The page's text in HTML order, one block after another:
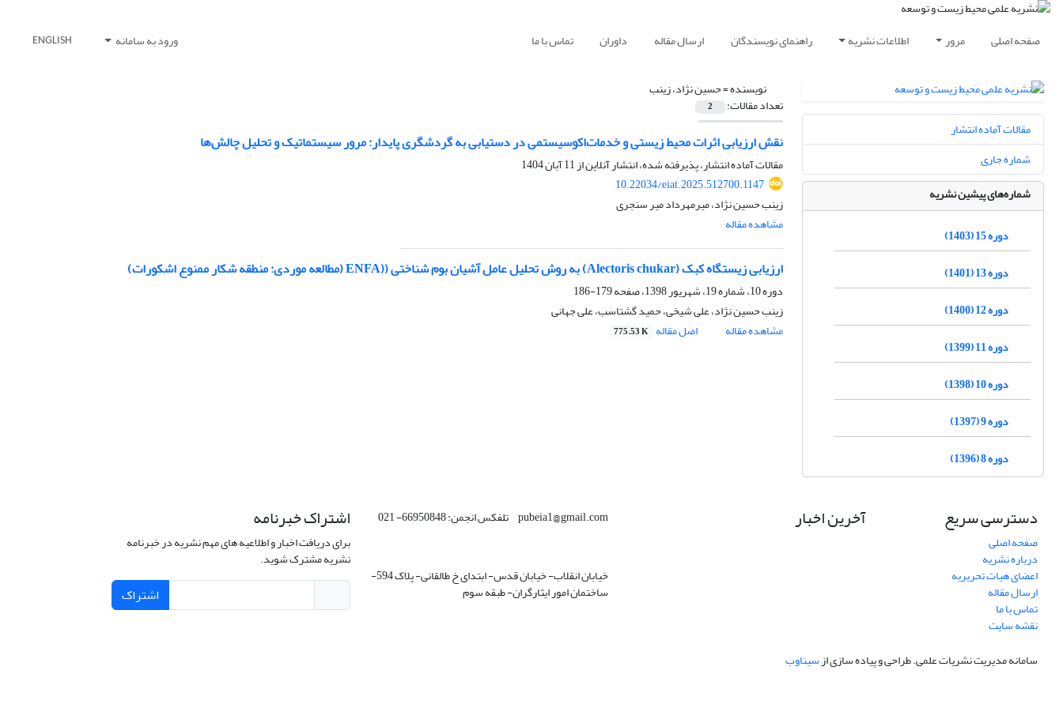
صفحه اصلی مرور اطلاعات نشریه راهنمای نویسندگان ارسال مقاله داوران تماس با ما ورود به سامانه ENGLISH
نویسنده =حسین نژاد، زینب
تعداد مقالات: 2
نقش ارزیابی اثرات محیط زیستی و خدمات‌اکوسیستمی در دستیابی به گردشگری پایدار: مرور سیستماتیک و تحلیل چالش‌ها
مقالات آماده انتشار، پذیرفته شده، انتشار آنلاین از11 آبان 1404
10.22034/eiat.2025.512700.1147
زینب حسین نژاد، میرمهرداد میر سنجری
مشاهده مقاله
ارزیابی زیستگاه کبک (Alectoris chukar) به روش تحلیل عامل آشیان بوم شناختی ((ENFA (مطالعه موردی: منطقه شکار ممنوع اشکورات)
دوره 10، شماره 19، شهریور 1398، صفحه
179-186
زینب حسین نژاد، علی شیخی، حمید گشتاسب، علی جهانی
مشاهده مقاله
اصل مقاله 775.53 K
مقالات آماده انتشار
شماره جاری
شماره‌های پیشین نشریه
دوره 15 (1403)
دوره 13 (1401)
دوره 12 (1400)
دوره 11 (1399)
دوره 10 (1398)
دوره 9 (1397)
دوره 8 (1396)
دسترسی سریع
صفحه اصلی
درباره نشریه
اعضای هیات تحریریه
ارسال مقاله
تماس با ما
نقشه سایت
آخرین اخبار pubeia1@gmail.com تلفکس انجمن: 66950848- 021
خیابان انقلاب- خیابان قدس- ابتدای خ طالقانی- پلاک 594-
ساختمان امور ایثارگران- طبقه سوم
اشتراک خبرنامه
برای دریافت اخبار و اطلاعیه های مهم نشریه در خبرنامه
نشریه مشترک شوید.
اشتراک
سامانه مدیریت نشریات علمی.طراحی و پیاده سازی ازسیناوب